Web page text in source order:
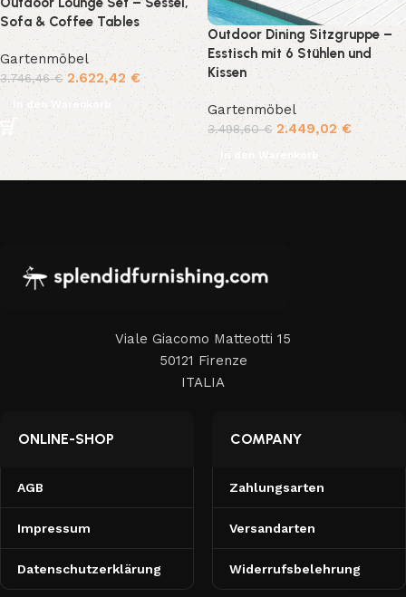
Sofa & Coffee Tables
Gartenmöbel
3.746,46€ 2.622,42 €
In den Warenkorb
Outdoor Dining Sitzgruppe –
Esstisch mit 6 Stühlen und
Kissen
Gartenmöbel
3.498,60€ 2.449,02€
In den Warenkorb
Viale Giacomo Matteotti 15
50121 Firenze
ITALIA
ONLINE-SHOP
AGB
Impressum
Datenschutzerklärung
COMPANY
Zahlungsarten
Versandarten
Widerrufsbelehrung